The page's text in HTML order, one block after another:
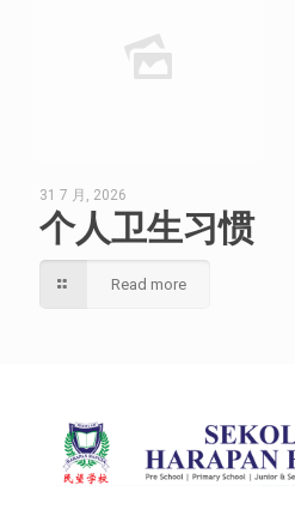
31 7 月, 2026
个人卫生习惯
Read more